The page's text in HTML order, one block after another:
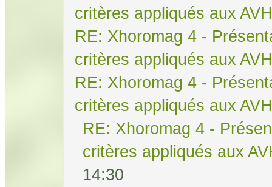
critères appliqués aux AVH
RE: Xhoromag 4 -
critères appliqués aux AVH
RE: Xhoromag 4 -
critères appliqués aux AVH
RE: Xhoromag 4 -
critères appliqués aux
14:30